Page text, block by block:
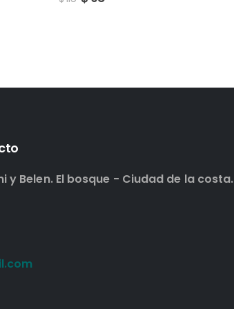
y Belen. El bosque - Ciudad de la costa.